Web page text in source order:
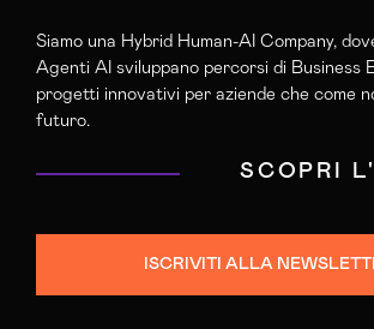
Siamo una Hybrid Human-AI Company,
Agenti AI sviluppano percorsi di Business
progetti innovativi per aziende che come
futuro.
SCOPRI
ISCRIVITI ALLA